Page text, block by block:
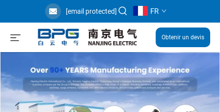
[email protected] FR
Obtenir un devis